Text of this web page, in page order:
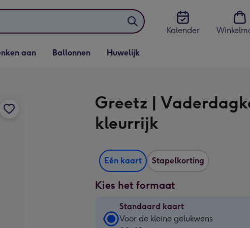
Kalender
aan openen
aan
Vervolgkeuzelijst
Ballonnen openen
Ballonnen
Vervolgkeuzelijst
Huwelijk openen
Huwelijk
Greetz |
kleurrijk
Eén kaart Stapelkorting
Kies het formaat
Standaard kaart
Standaard
Voor de kleine gelukwens